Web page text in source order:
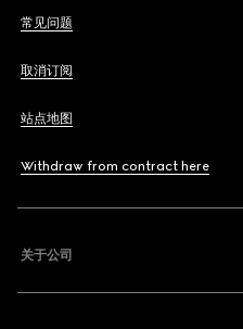
常见问题
取消订阅
站点地图
Withdraw from contract here
关于公司